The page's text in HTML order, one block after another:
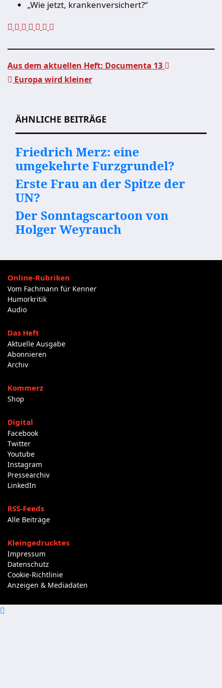
„Wie jetzt, krankenversichert?“
Aus dem aktuellen Heft: Documenta 13
Europa wird kleiner
ÄHNLICHE BEITRÄGE
Friedrich Merz: eine
umgekehrte Furzgrundel?
Erste Frau an der Spitze der
UN?
Der Sonntagscartoon von
Holger Weyrauch
Online-Rubriken
Vom Fachmann für Kenner
Humorkritik
Audio
Das Heft
Aktuelle Ausgabe
Abonnieren
Archiv
Kommerz
Shop
Digital
Facebook
Twitter
Youtube
Instagram
Pressearchiv
LinkedIn
RSS-Feeds
Alle Beiträge
Kleingedrucktes
Impressum
Datenschutz
Cookie-Richtlinie
Anzeigen & Mediadaten